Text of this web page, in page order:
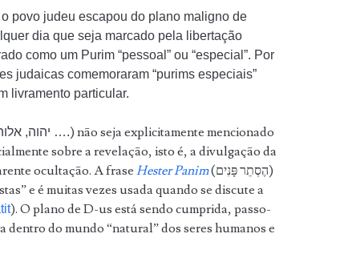
povo judeu escapou do plano maligno de
dia que seja marcado pela libertação
como um Purim “pessoal” ou “especial”. Por
judaicas comemoraram “purims especiais”
livramento particular.
Embora o nome de D-us (יהוה, אלוהים, יה, אל ….) não seja explicitamente mencionado
sobre a revelação, isto é, a divulgação da
ocultação. A fraseHester Panim(הֶסְתֵר פָּנִים)
e é muitas vezes usada quando se discute a
). O plano de D-us está sendo cumprida, passo-
dentro do mundo “natural” dos seres humanos e